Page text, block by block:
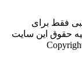
فقط برای
حقوق این سایت